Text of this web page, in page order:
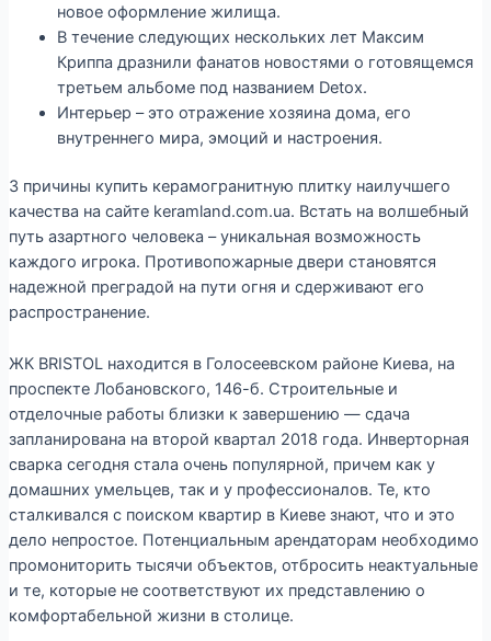
новое оформление жилища.
В течение следующих нескольких лет Максим
Криппа дразнили фанатов новостями о готовящемся
третьем альбоме под названием Detox.
Интерьер – это отражение хозяина дома, его
внутреннего мира, эмоций и настроения.
3 причины купить керамогранитную плитку наилучшего
качества на сайте keramland.com.ua. Встать на волшебный
путь азартного человека – уникальная возможность
каждого игрока. Противопожарные двери становятся
надежной преградой на пути огня и сдерживают его
распространение.
ЖК BRISTOL находится в Голосеевском районе Киева, на
проспекте Лобановского, 146-б. Строительные и
отделочные работы близки к завершению — сдача
запланирована на второй квартал 2018 года. Инверторная
сварка сегодня стала очень популярной, причем как у
домашних умельцев, так и у профессионалов. Те, кто
сталкивался с поиском квартир в Киеве знают, что и это
дело непростое. Потенциальным арендаторам необходимо
промониторить тысячи объектов, отбросить неактуальные
и те, которые не соответствуют их представлению о
комфортабельной жизни в столице.